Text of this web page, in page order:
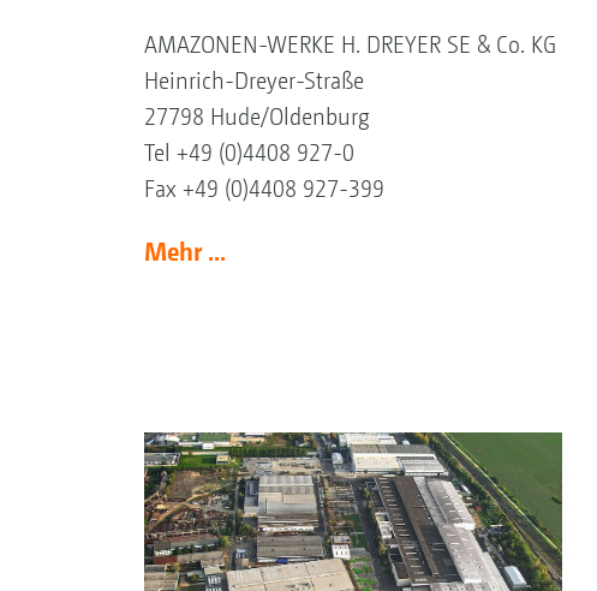
AMAZONEN-WERKE H. DREYER SE & Co. KG
Heinrich-Dreyer-Straße
27798 Hude/Oldenburg
Tel +49 (0)4408 927-0
Fax +49 (0)4408 927-399
Mehr ...